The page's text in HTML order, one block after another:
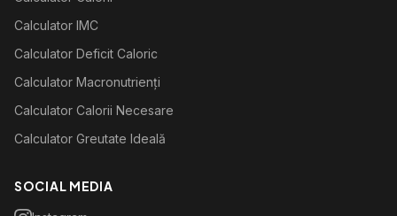
Calculator IMC
Calculator Deficit Caloric
Calculator Macronutrienți
Calculator Calorii Necesare
Calculator Greutate Ideală
SOCIAL MEDIA